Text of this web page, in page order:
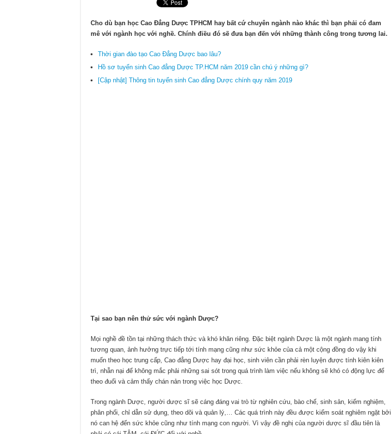
Cập nhật mới nhất về chính sách miễn giảm 100% học phí Cao đẳng Dược 2022
Điểm chuẩn xét tuyển Cao đẳng Dược năm 2022 như thế nào?
Chính sách miễn giảm học phí Cao đẳng Dược TPHCM năm 2022
Cho dù bạn học Cao Đẳng Dược TPHCM hay bất cứ chuyên ngành nào khác thì bạn phải có đam
mê với ngành học với nghề. Chính điều đó sẽ đưa bạn đến với những thành công trong tương lai.
Thời gian đào tạo Cao Đẳng Dược bao lâu?
Hồ sơ tuyển sinh Cao đẳng Dược TP.HCM năm 2019 cần chú ý những gì?
[Cập nhật] Thông tin tuyển sinh Cao đẳng Dược chính quy năm 2019
Tại sao bạn nên thử sức với ngành Dược?
Mọi nghề đề tồn tại những thách thức và khó khăn riêng. Đặc biệt ngành Dược là một ngành mang tính
tương quan, ảnh hưởng trực tiếp tới tính mạng cũng như sức khỏe của cả một cộng đồng do vậy khi
muốn theo học trung cấp, Cao đẳng Dược hay đại học, sinh viên cần phải rèn luyện được tính kiên kiên
trì, nhẫn nại để không mắc phải những sai sót trong quá trình làm việc nếu không sẽ khó có động lực để
theo đuổi và cảm thấy chán nản trong việc học Dược.
Trong ngành Dược, người dược sĩ sẽ cáng đáng vai trò từ nghiên cứu, bào chế, sinh sản, kiểm nghiệm,
phân phối, chỉ dẫn sử dụng, theo dõi và quản lý,… Các quá trình này đều được kiểm soát nghiêm ngặt bởi
nó can hệ đến sức khỏe cũng như tính mạng con người. Vì vậy đề nghị của người dược sĩ đầu tiên là